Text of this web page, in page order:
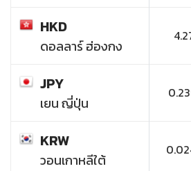
HKD
ดอลลาร์ ฮ่องกง
JPY
เยน ญี่ปุ่น
KRW
วอนเกาหลีใต้